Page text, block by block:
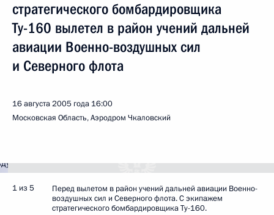
стратегического бомбардировщика
Ту-160 вылетел в район учений дальней
авиации Военно-воздушных сил
и Северного флота
16 августа 2005 года 16:00
Московская Область, Аэродром Чкаловский
1 из 5
Перед вылетом в район учений дальней авиации Военно-
воздушных сил и Северного флота. С экипажем
стратегического бомбардировщика Ту-160.